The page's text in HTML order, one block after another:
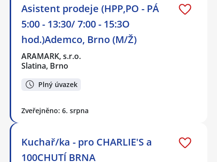
Asistent prodeje (HPP,PO - PÁ
5:00 - 13:30/ 7:00 - 15:3O
hod.)Ademco, Brno (M/Ž)
ARAMARK, s.r.o.
Slatina, Brno
Plný úvazek
Zveřejněno: 6. srpna
Kuchař/ka - pro CHARLIE'S a
100CHUTÍ BRNA